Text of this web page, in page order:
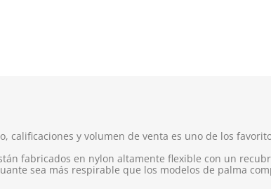
calificaciones y volumen de venta es uno de los
fabricados en nylon altamente flexible con un
sea más respirable que los modelos de palma